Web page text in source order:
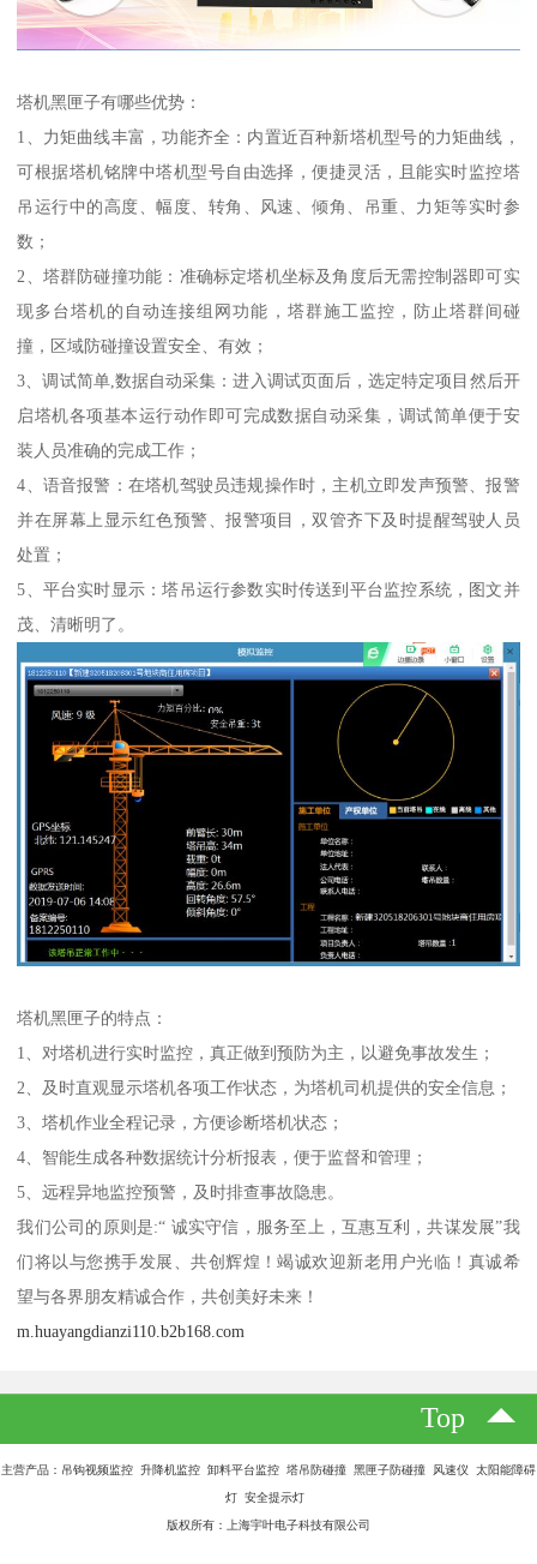
塔机黑匣子有哪些优势：
1、力矩曲线丰富，功能齐全：内置近百种新塔机型号的力矩曲线，
可根据塔机铭牌中塔机型号自由选择，便捷灵活，且能实时监控塔
吊运行中的高度、幅度、转角、风速、倾角、吊重、力矩等实时参
数；
2、塔群防碰撞功能：准确标定塔机坐标及角度后无需控制器即可实
现多台塔机的自动连接组网功能，塔群施工监控，防止塔群间碰
撞，区域防碰撞设置安全、有效；
3、调试简单,数据自动采集：进入调试页面后，选定特定项目然后开
启塔机各项基本运行动作即可完成数据自动采集，调试简单便于安
装人员准确的完成工作；
4、语音报警：在塔机驾驶员违规操作时，主机立即发声预警、报警
并在屏幕上显示红色预警、报警项目，双管齐下及时提醒驾驶人员
处置；
5、平台实时显示：塔吊运行参数实时传送到平台监控系统，图文并
茂、清晰明了。
塔机黑匣子的特点：
1、对塔机进行实时监控，真正做到预防为主，以避免事故发生；
2、及时直观显示塔机各项工作状态，为塔机司机提供的安全信息；
3、塔机作业全程记录，方便诊断塔机状态；
4、智能生成各种数据统计分析报表，便于监督和管理；
5、远程异地监控预警，及时排查事故隐患。
我们公司的原则是:“ 诚实守信，服务至上，互惠互利，共谋发展”我
们将以与您携手发展、共创辉煌！竭诚欢迎新老用户光临！真诚希
望与各界朋友精诚合作，共创美好未来！
m.huayangdianzi110.b2b168.com
Top
主营产品：吊钩视频监控 升降机监控 卸料平台监控 塔吊防碰撞 黑匣子防碰撞 风速仪 太阳能障碍
灯 安全提示灯
版权所有：上海宇叶电子科技有限公司